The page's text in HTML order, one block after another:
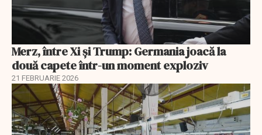
Merz, între Xi și Trump: Germania joacă la
două capete într-un moment exploziv
21 FEBRUARIE 2026